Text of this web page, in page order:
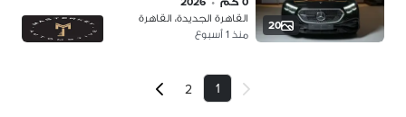
20
القاهرة الجديدة، القاهرة
منذ 1 أسبوع
1
2